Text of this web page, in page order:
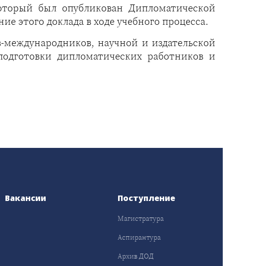
был опубликован Дипломатической
этого доклада в ходе учебного процесса.
научной и издательской
дипломатических работников и
Вакансии Поступление
Магистратура
Аспирантура
Архив ДОД